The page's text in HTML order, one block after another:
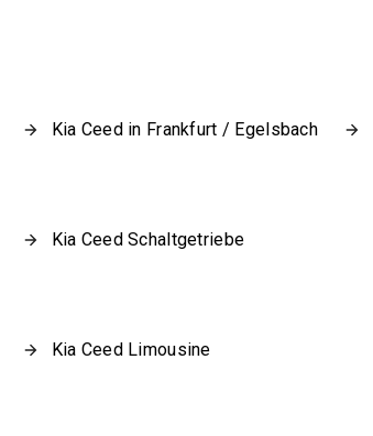
Kia Ceed in Frankfurt / Egelsbach
Kia Ceed Schaltgetriebe
Kia Ceed Limousine